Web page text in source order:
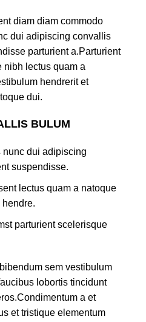
diam diam commodo
dui adipiscing convallis
parturient a.Parturient
nibh lectus quam a
hendrerit et
dui.
BULUM
dui adipiscing
suspendisse.
lectus quam a natoque
parturient scelerisque
sem vestibulum
lobortis tincidunt
a et
et tristique elementum